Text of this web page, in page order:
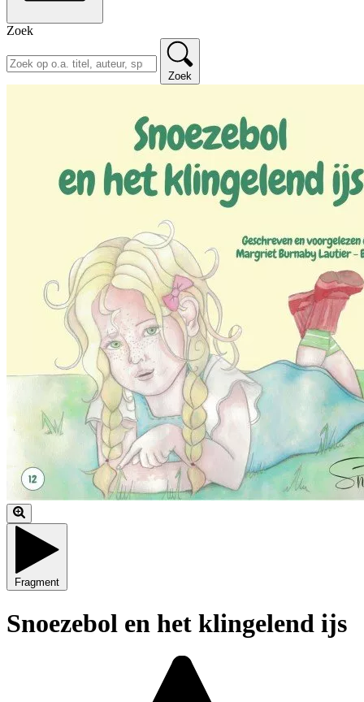
Zoek
Zoek
Fragment
Snoezebol en het klingelend ijs